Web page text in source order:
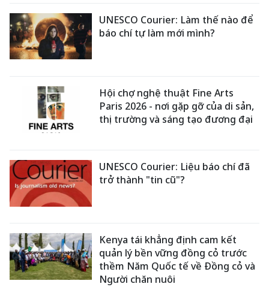
UNESCO Courier: Làm thế nào để
báo chí tự làm mới mình?
Hội chợ nghệ thuật Fine Arts
Paris 2026 - nơi gặp gỡ của di sản,
thị trường và sáng tạo đương đại
UNESCO Courier: Liệu báo chí đã
trở thành "tin cũ"?
Kenya tái khẳng định cam kết
quản lý bền vững đồng cỏ trước
thềm Năm Quốc tế về Đồng cỏ và
Người chăn nuôi